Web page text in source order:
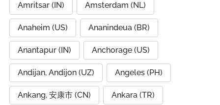
Amritsar (IN) Amsterdam (NL)
Anaheim (US) Ananindeua (BR)
Anantapur (IN) Anchorage (US)
Andijan, Andijon (UZ) Angeles (PH)
Ankang, 安康市 (CN) Ankara (TR)